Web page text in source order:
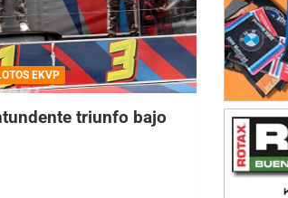
EKVP
triunfo bajo